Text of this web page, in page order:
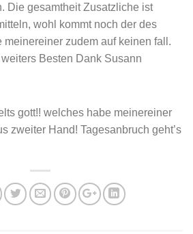
Die gesamtheit Zusatzliche ist
wohl kommt noch der des
meinereiner zudem auf keinen fall.
Besten Dank Susann
gott!! welches habe meinereiner
zweiter Hand! Tagesanbruch geht’s